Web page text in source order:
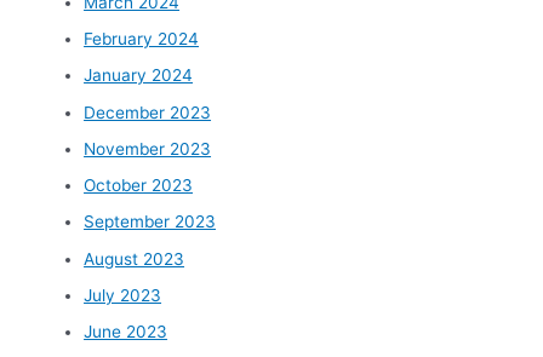
February 2024
January 2024
December 2023
November 2023
October 2023
September 2023
August 2023
July 2023
June 2023